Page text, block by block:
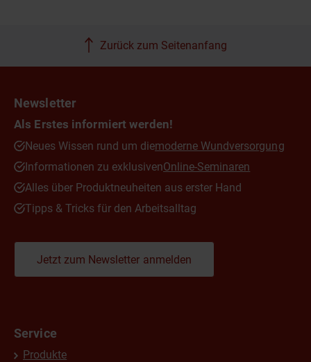
Zurück zum Seitenanfang
Newsletter
Als Erstes informiert werden!
Neues Wissen rund um diemoderne Wundversorgung
Informationen zu exklusivenOnline-Seminaren
Alles über Produktneuheiten aus erster Hand
Tipps & Tricks für den Arbeitsalltag
Jetzt zum Newsletter anmelden
Service
Produkte